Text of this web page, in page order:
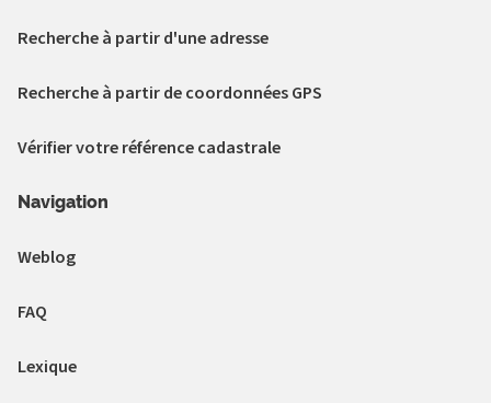
Recherche à partir d'une adresse
Recherche à partir de coordonnées GPS
Vérifier votre référence cadastrale
Navigation
Weblog
FAQ
Lexique